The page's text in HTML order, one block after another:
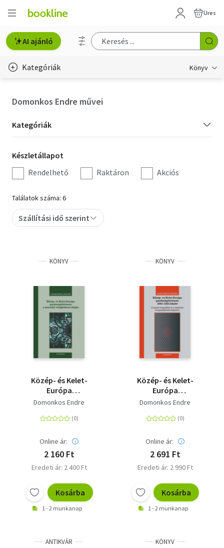
Üres
AI ajánló
Kategóriák Könyv
Hobbi, szabadidő
Irodalom
Művészet
Szakkönyv
Tankönyv, segédkönyv
Társadalomtudomány
Természettudomány
Történelem
Domonkos Endre művei
Kategória
szűrés
Kategóriák
Készletállapot
szűrés
Készletállapot
Rendelhető
Raktáron Akciós
Találatok száma: 6
Szállítási idő szerint
KÖNYV
Közép- és Kelet-
Európa
gazdaságtörténete a
idején - 1939-1945
Domonkos Endre
Online ár:
2 160 Ft
Eredeti ár: 2 400 Ft
Kosárba
1 - 2 munkanap
KÖNYV
Közép- és Kelet-
Európa
gazdaságtörténete
szovjet megszállás és
tervgazdálkodás
kiépülése
Domonkos Endre
Online ár:
2 691 Ft
Eredeti ár: 2 990 Ft
Kosárba
1 - 2 munkanap
ANTIKVÁR KÖNYV